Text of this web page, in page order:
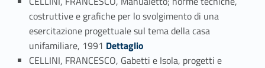
costruttive e grafiche per lo svolgimento di una
esercitazione progettuale sul tema della casa
unifamiliare, 1991 Link identifier #identifier_person_73730-40
Dettaglio
CELLINI, FRANCESCO, Gabetti e Isola, progetti e